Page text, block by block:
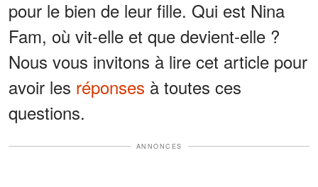
pour le bien de leur fille. Qui est Nina
Fam, où vit-elle et que devient-elle ?
Nous vous invitons à lire cet article pour
avoir les réponses à toutes ces
questions.
ANNONCES